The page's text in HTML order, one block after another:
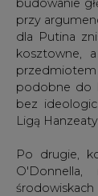
przy
dla Putina
kosztowne,
podobne do
bez
Ligą
Po drugie,